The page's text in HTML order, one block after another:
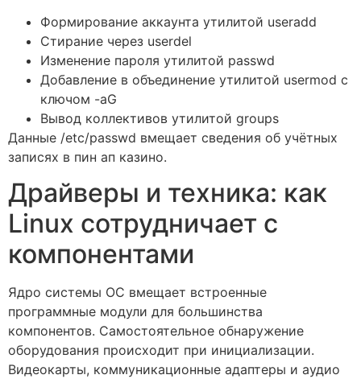
Формирование аккаунта утилитой useradd
Стирание через userdel
Изменение пароля утилитой passwd
Добавление в объединение утилитой usermod с
ключом -aG
Вывод коллективов утилитой groups
Данные /etc/passwd вмещает сведения об учётных
записях в пин ап казино.
Драйверы и техника: как
Linux сотрудничает с
компонентами
Ядро системы ОС вмещает встроенные
программные модули для большинства
компонентов. Самостоятельное обнаружение
оборудования происходит при инициализации.
Видеокарты, коммуникационные адаптеры и аудио